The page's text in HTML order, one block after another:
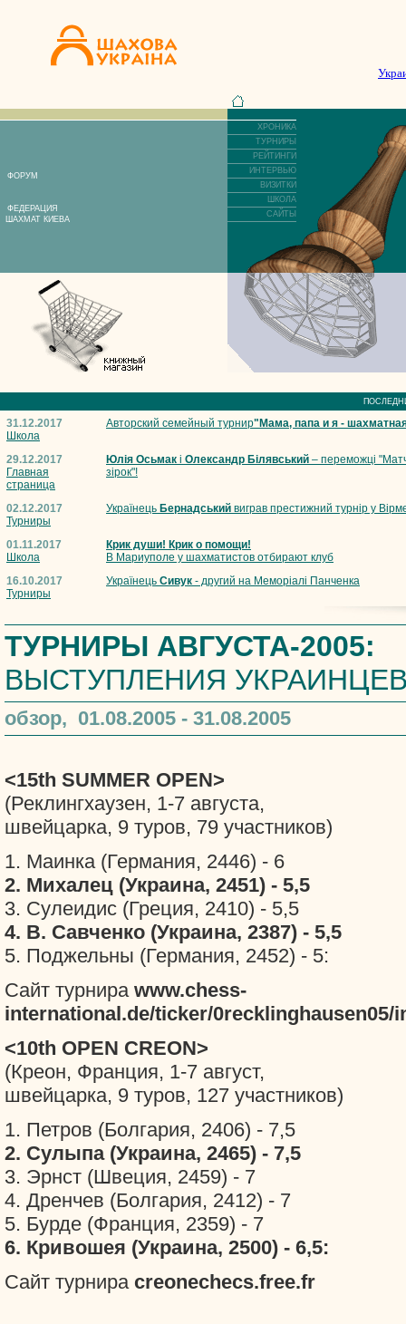
ФОРУМ
ФЕДЕРАЦИЯ
ШАХМАТ КИЕВА
ХРОНИКА
ТУРНИРЫ
РЕЙТИНГИ
ИНТЕРВЬЮ
ВИЗИТКИ
ШКОЛА
САЙТЫ
31.12.2017
Школа
Авторский семейный турнир"Мама, папа и я -
29.12.2017
Главная
страница
Юлія Осьмак і Олександр Білявський – переможці
зірок"!
02.12.2017
Турниры
Українець Бернадський виграв престижний турнір у
01.11.2017
Школа
Крик души! Крик о помощи!
В Мариуполе у шахматистов отбирают клуб
16.10.2017
Турниры
Українець Сивук - другий на Меморіалі Панченка
ТУРНИРЫ АВГУСТА-2005:
ВЫСТУПЛЕНИЯ
обзор, 01.08.2005 - 31.08.2005
<15th SUMMER OPEN>
(Реклингхаузен, 1-7 августа,
швейцарка, 9 туров, 79 участников)
1. Маинка (Германия, 2446) - 6
2. Михалец (Украина, 2451) - 5,5
3. Сулеидис (Греция, 2410) - 5,5
4. В. Савченко (Украина, 2387) - 5,5
5. Поджельны (Германия, 2452) - 5:
Сайт турнира www.chess-
international.de/ticker/0recklinghausen05/
<10th OPEN CREON>
(Креон, Франция, 1-7 август,
швейцарка, 9 туров, 127 участников)
1. Петров (Болгария, 2406) - 7,5
2. Сулыпа (Украина, 2465) - 7,5
3. Эрнст (Швеция, 2459) - 7
4. Дренчев (Болгария, 2412) - 7
5. Бурде (Франция, 2359) - 7
6. Кривошея (Украина, 2500) - 6,5:
Сайт турнира creonechecs.free.fr